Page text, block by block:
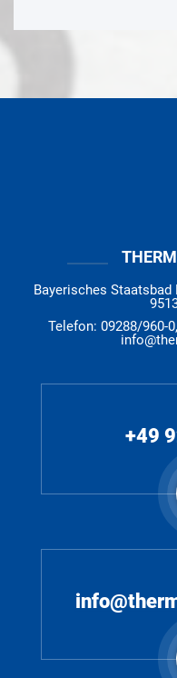
Bayerisches Staatsbad
Telefon: 09288/960-
+49